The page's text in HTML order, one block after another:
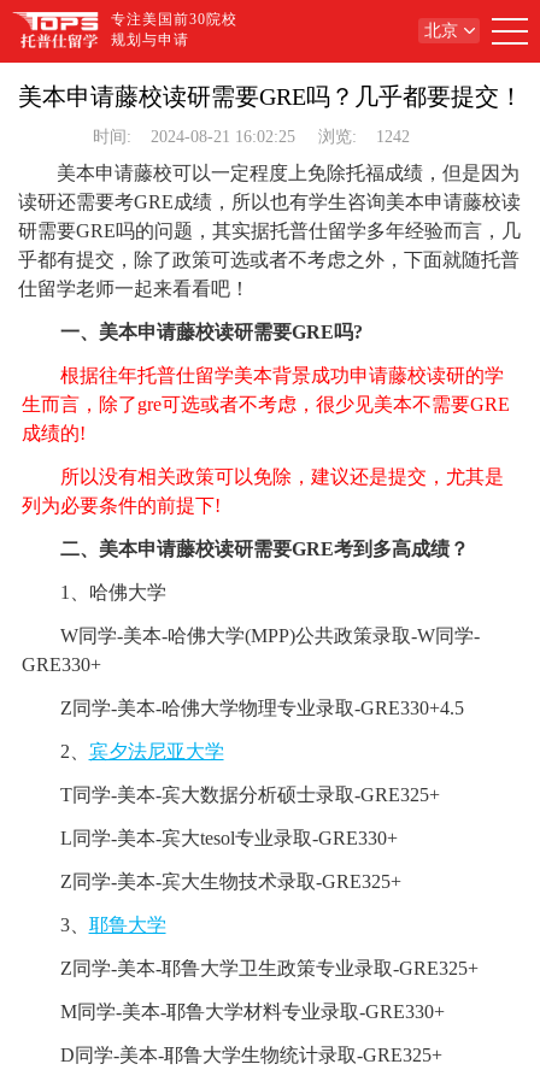
专注美国前30院校
规划与申请
北京
美本申请藤校读研需要GRE吗？几乎都要提交！
时间: 2024-08-21 16:02:25 浏览: 1242
美本申请藤校可以一定程度上免除托福成绩，但是因为
读研还需要考GRE成绩，所以也有学生咨询美本申请藤校读
研需要GRE吗的问题，其实据托普仕留学多年经验而言，几
乎都有提交，除了政策可选或者不考虑之外，下面就随托普
仕留学老师一起来看看吧！
一、美本申请藤校读研需要GRE吗?
根据往年托普仕留学美本背景成功申请藤校读研的学
生而言，除了gre可选或者不考虑，很少见美本不需要GRE
成绩的!
所以没有相关政策可以免除，建议还是提交，尤其是
列为必要条件的前提下!
二、美本申请藤校读研需要GRE考到多高成绩？
1、哈佛大学
W同学-美本-哈佛大学(MPP)公共政策录取-W同学-
GRE330+
Z同学-美本-哈佛大学物理专业录取-GRE330+4.5
2、 宾夕法尼亚大学
T同学-美本-宾大数据分析硕士录取-GRE325+
L同学-美本-宾大tesol专业录取-GRE330+
Z同学-美本-宾大生物技术录取-GRE325+
3、 耶鲁大学
Z同学-美本-耶鲁大学卫生政策专业录取-GRE325+
M同学-美本-耶鲁大学材料专业录取-GRE330+
D同学-美本-耶鲁大学生物统计录取-GRE325+